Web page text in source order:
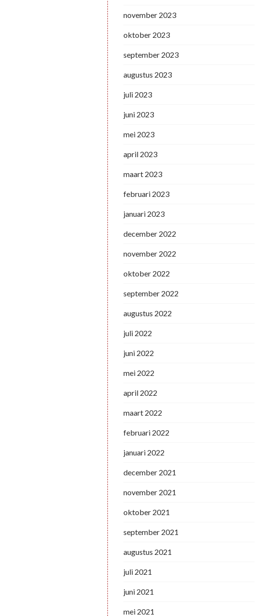
november 2023
oktober 2023
september 2023
augustus 2023
juli 2023
juni 2023
mei 2023
april 2023
maart 2023
februari 2023
januari 2023
december 2022
november 2022
oktober 2022
september 2022
augustus 2022
juli 2022
juni 2022
mei 2022
april 2022
maart 2022
februari 2022
januari 2022
december 2021
november 2021
oktober 2021
september 2021
augustus 2021
juli 2021
juni 2021
mei 2021